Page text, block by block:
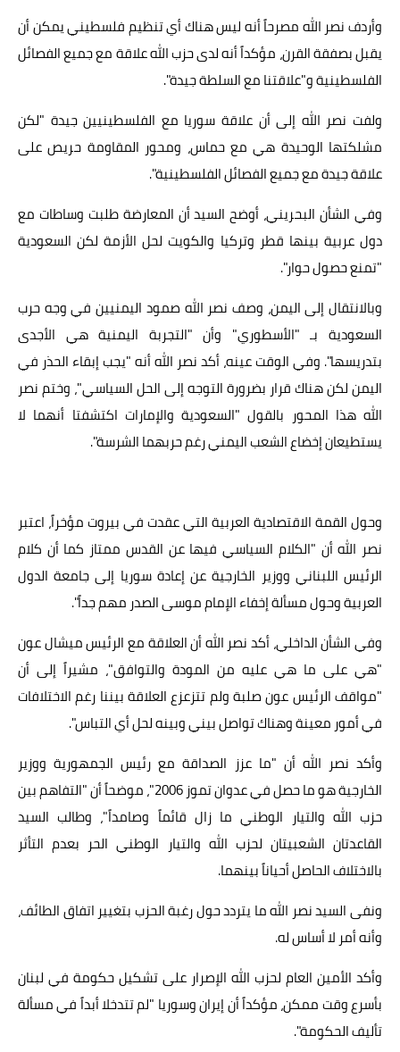
وأردف نصر الله مصرحاً أنه ليس هناك أي تنظيم فلسطيني يمكن أن
يقبل بصفقة القرن، مؤكداً أنه لدى حزب الله علاقة مع جميع الفصائل
الفلسطينية و"علاقتنا مع السلطة جيدة".
ولفت نصر الله إلى أن علاقة سوريا مع الفلسطينيين جيدة "لكن
مشلكتها الوحيدة هي مع حماس، ومحور المقاومة حريص على
علاقة جيدة مع جميع الفصائل الفلسطينية".
وفي الشأن البحريني، أوضح السيد أن المعارضة طلبت وساطات مع
دول عربية بينها قطر وتركيا والكويت لحل الأزمة لكن السعودية
"تمنع حصول حوار".
وبالانتقال إلى اليمن، وصف نصر الله صمود اليمنيين في وجه حرب
السعودية بـ "الأسطوري" وأن "التجربة اليمنية هي الأجدى
بتدريسها". وفي الوقت عينه، أكد نصر الله أنه "يجب إبقاء الحذر في
اليمن لكن هناك قرار بضرورة التوجه إلى الحل السياسي"، وختم نصر
الله هذا المحور بالقول "السعودية والإمارات اكتشفتا أنهما لا
يستطيعان إخضاع الشعب اليمني رغم حربهما الشرسة".
وحول القمة الاقتصادية العربية التي عقدت في بيروت مؤخراً، اعتبر
نصر الله أن "الكلام السياسي فيها عن القدس ممتاز كما أن كلام
الرئيس اللبناني ووزير الخارجية عن إعادة سوريا إلى جامعة الدول
العربية وحول مسألة إخفاء الإمام موسى الصدر مهم جداً".
وفي الشأن الداخلي، أكد نصر الله أن العلاقة مع الرئيس ميشال عون
"هي على ما هي عليه من المودة والتوافق"، مشيراً إلى أن
"مواقف الرئيس عون صلبة ولم تتزعزع العلاقة بيننا رغم الاختلافات
في أمور معينة وهناك تواصل بيني وبينه لحل أي التباس".
وأكد نصر الله أن "ما عزز الصداقة مع رئيس الجمهورية ووزير
الخارجية هو ما حصل في عدوان تموز 2006"، موضحاً أن "التفاهم بين
حزب الله والتيار الوطني ما زال قائماً وصامداً"، وطالب السيد
القاعدتان الشعبيتان لحزب الله والتيار الوطني الحر بعدم التأثر
بالاختلاف الحاصل أحياناً بينهما.
ونفى السيد نصر الله ما يتردد حول رغبة الحزب بتغيير اتفاق الطائف،
وأنه أمر لا أساس له.
وأكد الأمين العام لحزب الله الإصرار على تشكيل حكومة في لبنان
بأسرع وقت ممكن، مؤكداً أن إيران وسوريا "لم تتدخلا أبداً في مسألة
تأليف الحكومة".